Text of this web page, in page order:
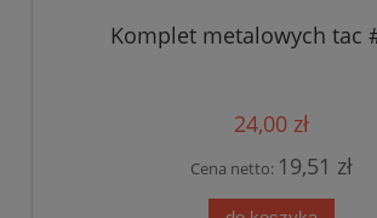
Komplet metalowych tac
24,00 zł
Cena netto: 19,51 zł